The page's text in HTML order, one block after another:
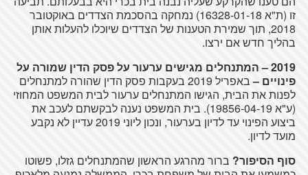
זו (ת"א 16328-01-18) נמחקה בהסכמת הצדדים באוקטובר
2018, תוך שמירת הטענות של הצדדים שיוכלו להעלות אותן
בהליך חדש אם ירצו.
2019 – המתנחלים מגישים ערעור על פסק הדין שמורה על
פינויים –
באפריל 2019 בעקבות פסק הדין שהורה למתנחלים
לפנות את הבית, הגישו המתנחלים ערעור לבית המשפט המחוזי
(ע"א 19856-04-19). בית המשפט נענה לבקשתם לעכב את
ביצוע הפינוי עד לדיון בערעור, ונכון ליוני 2019 עדיין לא נקבע
מועד לדיון.
סוף הסיפור? ברור מהרגע הראשון שהמתנחלים גזלו, פשוטו